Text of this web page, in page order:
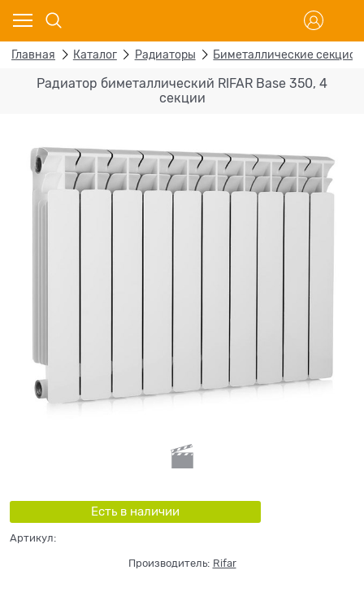
Главная Каталог Радиаторы Биметаллические
Радиатор биметаллический RIFAR Base 350, 4
секции
Есть в наличии
Артикул:
Производитель: Rifar